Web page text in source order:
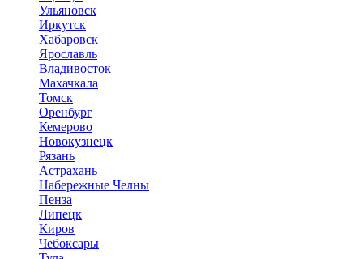
Ульяновск
Иркутск
Хабаровск
Ярославль
Владивосток
Махачкала
Томск
Оренбург
Кемерово
Новокузнецк
Рязань
Астрахань
Набережные Челны
Пенза
Липецк
Киров
Чебоксары